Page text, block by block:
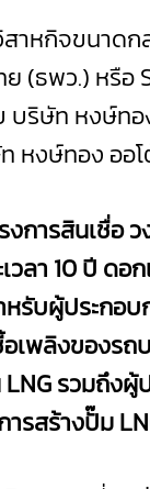
าหกิจขนาดก
(ธพว.) หรือ
บริษัท หงษ์ทอ
หงษ์ทอง ออ
งการสินเชื่อว
วลา 10 ปี ดอ
หรับผู้ประกอบ
เพลิงของรถ
LNG รวมถึงผู้
รสร้างปั๊ม